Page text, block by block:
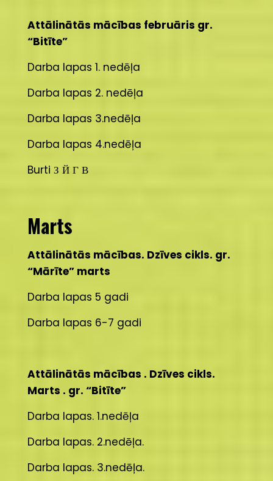
Attālinātās mācības februāris gr.
“Bitīte”
Darba lapas 1. nedēļa
Darba lapas 2. nedēļa
Darba lapas 3.nedēļa
Darba lapas 4.nedēļa
Burti З Й Г В
Marts
Attālinātās mācības. Dzīves cikls. gr.
“Mārīte” marts
Darba lapas 5 gadi
Darba lapas 6-7 gadi
Attālinātās mācības . Dzīves cikls.
Marts . gr. “Bitīte”
Darba lapas. 1.nedēļa
Darba lapas. 2.nedēļa.
Darba lapas. 3.nedēļa.